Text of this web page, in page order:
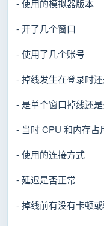
- 使用的模拟器版本
- 开了几个窗口
- 使用了几个账号
- 掉线发生在登录时
- 是单个窗口掉线还
- 当时 CPU 和内存占
- 使用的连接方式
- 延迟是否正常
- 掉线前有没有卡顿